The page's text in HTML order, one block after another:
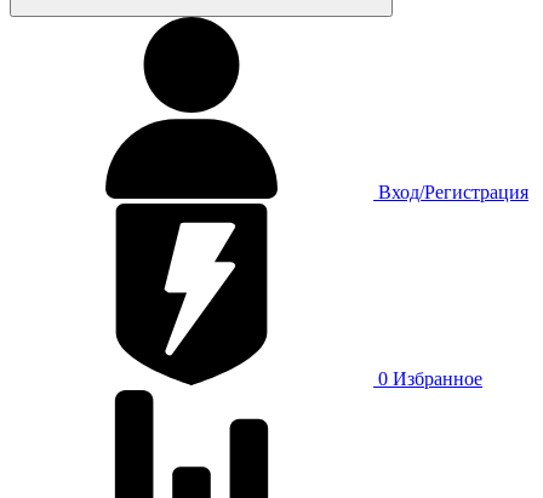
Вход/Регистрация
0 Избранное